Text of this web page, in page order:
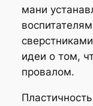
мани
идеи о том,
провалом.